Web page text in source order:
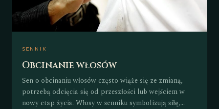
SENNIK
Obcinanie włosów
Sen o obcinaniu włosów często wiąże się ze zmianą,
potrzebą odcięcia się od przeszłości lub wejściem w
nowy etap życia. Włosy w senniku symbolizują siłę,